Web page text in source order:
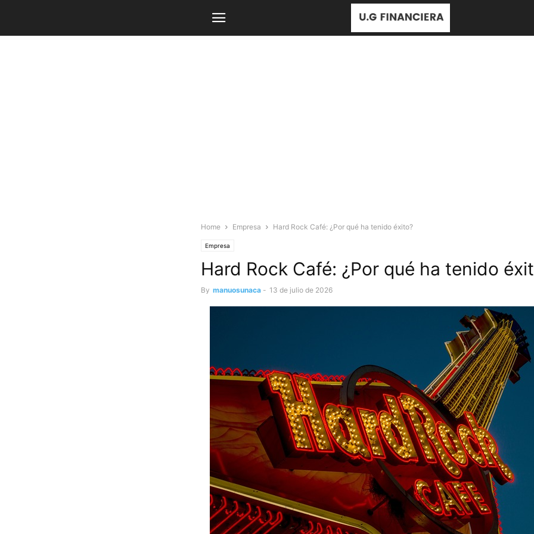
Home Empresa Hard Rock Café: ¿Por qué ha tenido éxito?
Empresa
Hard Rock Café: ¿Por qué ha tenido
By manuosunaca - 13 de julio de 2026